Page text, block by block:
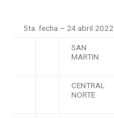
5ta. fecha – 24 abril 2022
SAN
MARTIN
CENTRAL
NORTE